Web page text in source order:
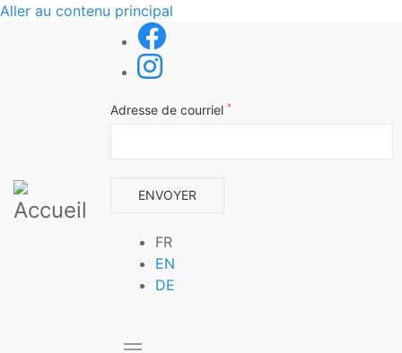
Aller au contenu principal
Adresse de courriel *
FR
EN
DE